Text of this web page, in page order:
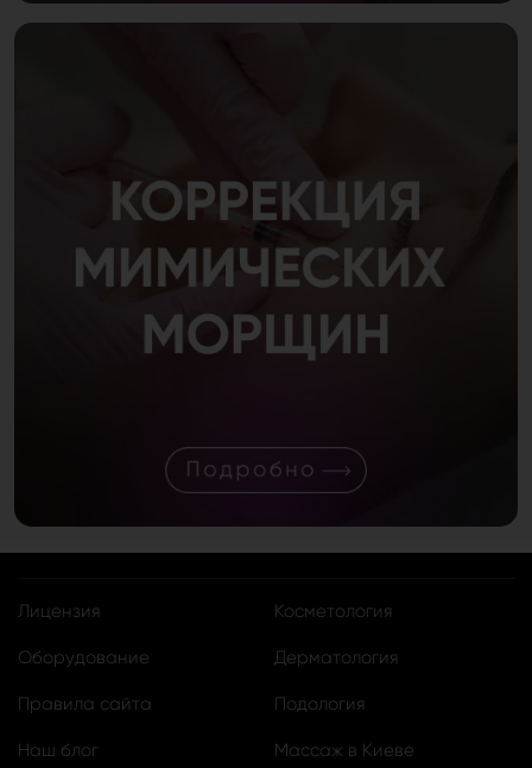
Лицензия
Оборудование
Правила сайта
Наш блог
Косметология
Дерматология
Подология
Массаж в Киеве